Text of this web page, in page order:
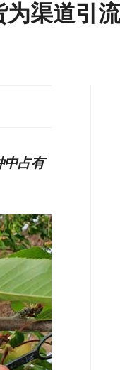
渠道引流
中占有